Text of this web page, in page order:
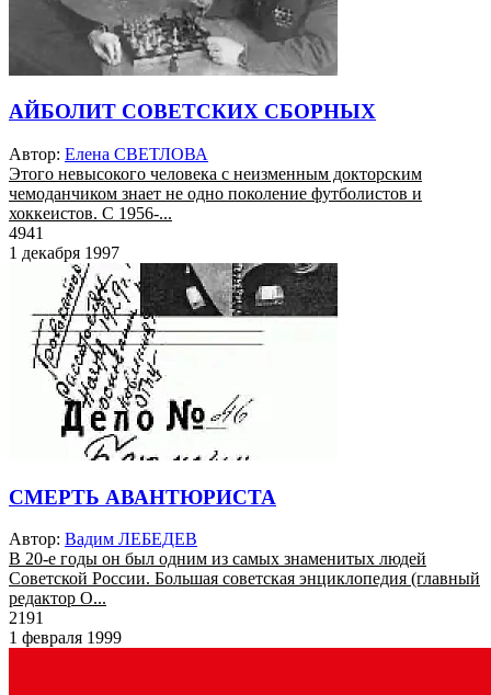
АЙБОЛИТ СОВЕТСКИХ СБОРНЫХ
Автор: Елена СВЕТЛОВА
Этого невысокого человека с неизменным докторским
чемоданчиком знает не одно поколение футболистов и
хоккеистов. С 1956-...
4941
1 декабря 1997
СМЕРТЬ АВАНТЮРИСТА
Автор: Вадим ЛЕБЕДЕВ
В 20-е годы он был одним из самых знаменитых людей
Советской России. Большая советская энциклопедия (главный
редактор О...
2191
1 февраля 1999